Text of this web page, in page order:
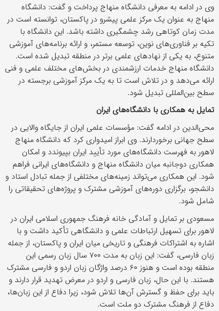
وی در ادامه به معرفی دانشگاه منهاج پرداخت و گفت: دانشگاه
منهاج به عنوان یک مرکز علمی پیشرو در پاکستان، توانسته است در
مدت زمان کوتاهی رشد چشمگیری داشته باشد. این دانشگاه با
تکیه بر فناوری‌های نوین، توسعه مستمر، و ارائه برنامه‌های آموزشی
متنوع، به یکی از نهادهای علمی برتر در منطقه تبدیل شده است.
دانشگاه منهاج خدمات ارزشمندی در بخش‌های مختلف علمی و فنی
ارائه می‌دهد و در تلاش است تا به یک مرکز آموزشی برجسته در
سطح بین‌المللی تبدیل شود.
تمایل به همکاری با دانشگاه‌های ایران
محی‌الدین در ادامه گفت: مؤسسات علمی ایران از جایگاه والایی در
سطح جهانی برخوردارند. وی ابراز امیدواری کرد که دانشگاه منهاج
لاهور به فهرست دانشگاه‌های مورد تأیید ایران بپیوندد و امکان
همکاری دوجانبه میان دانشگاه منهاج و دانشگاه‌های ایرانی فراهم
شود. این همکاری می‌تواند زمینه‌های مختلفی از جمله تبادل استاد و
دانشجو، برگزاری دوره‌های آموزشی مشترک و پروژه‌های تحقیقاتی را
شامل شود.
مسعودی بر تمایل و آمادگی خانه فرهنگ جمهوری اسلامی ایران در
لاهور برای تسهیل ارتباطات علمی و دانشگاهی تأکید داشت و با
اشاره به اشتراکات فرهنگی و تاریخی میان ایران و پاکستان، از جمله
زبان فارسی، گفت: این زبان به مدت ۷۰۰ سال زبان رسمی این
منطقه بوده است و هنوز ۶۰ درصد واژگان زبان اردو و فارسی مشترک
هستند. با این حال، زبان فارسی و اردو در معرض تهدید قرار دارند و
باید برای حفظ و گسترش آن‌ها تلاش شود، زیرا دفاع از این زبان‌ها،
دفاع از فرهنگ مشترک دو ملت است.